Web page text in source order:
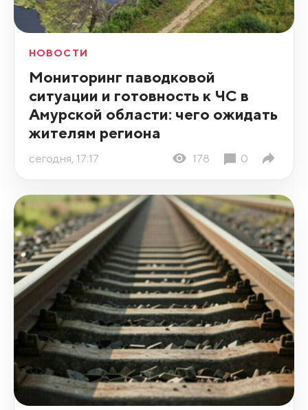
НОВОСТИ
Мониторинг паводковой
ситуации и готовность к ЧС в
Амурской области: чего ожидать
жителям региона
сегодня, 17:17 178 0